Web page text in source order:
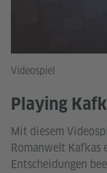
Videospiel
Playing
Mit diesem
Romanwelt Kafkas
Entscheidungen